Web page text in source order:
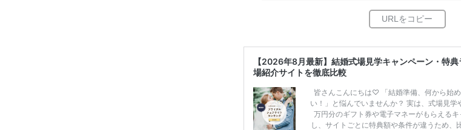
【2026年8月最新】結婚式場見学キャンペーン・特
場紹介サイトを徹底比較
皆さんこんにちは♡ 「結婚準備、何から始
い！」と悩んでいませんか？ 実は、式場見
万円分のギフト券や電子マネーがもらえる
し、サイトごとに特典額や条件が違うため、